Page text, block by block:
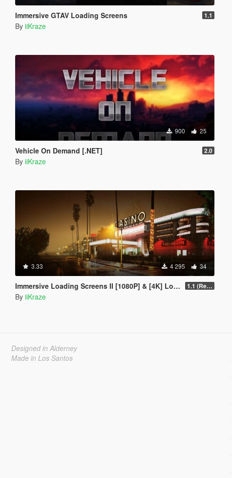
Immersive GTAV Loading Screens 1.1
By iiKraze
900 25
Vehicle On Demand [.NET] 2.0
By iiKraze
3.33 4 295 34
Immersive Loading Screens II [1080P] & [4K] Loose Files 1.1 (Replace OIV with Loose Files)
By iiKraze
Designed in Alderney
Made in Los Santos